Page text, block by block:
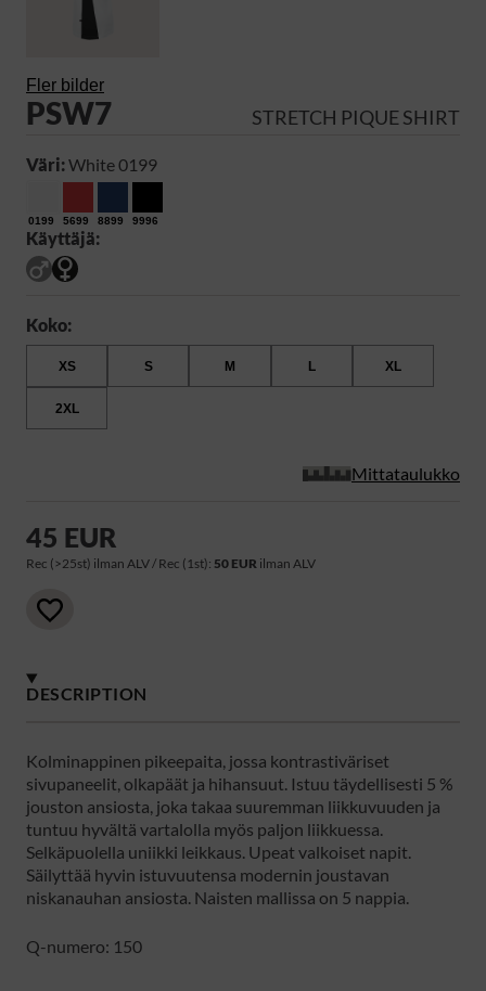
Fler bilder
PSW7 STRETCH PIQUE SHIRT
Väri:White 0199
0199 5699 8899 9996
Käyttäjä:
Koko:
XS S M L XL
2XL
Mittataulukko
45 EUR
Rec (>25st) ilman ALV / Rec (1st): 50 EUR ilman ALV
DESCRIPTION
Kolminappinen pikeepaita, jossa kontrastiväriset
sivupaneelit, olkapäät ja hihansuut. Istuu täydellisesti 5 %
jouston ansiosta, joka takaa suuremman liikkuvuuden ja
tuntuu hyvältä vartalolla myös paljon liikkuessa.
Selkäpuolella uniikki leikkaus. Upeat valkoiset napit.
Säilyttää hyvin istuvuutensa modernin joustavan
niskanauhan ansiosta. Naisten mallissa on 5 nappia.
Q-numero: 150